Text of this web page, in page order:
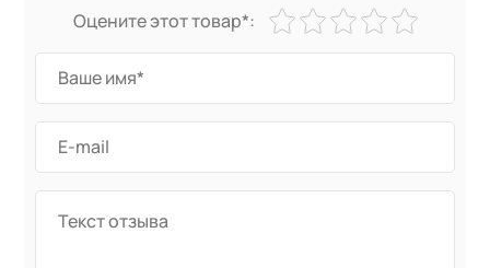
Оцените этот товар*: